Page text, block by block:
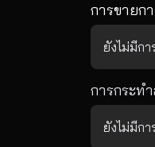
การขายก
ยังไม่มีกา
การกระท
ยังไม่มีกา